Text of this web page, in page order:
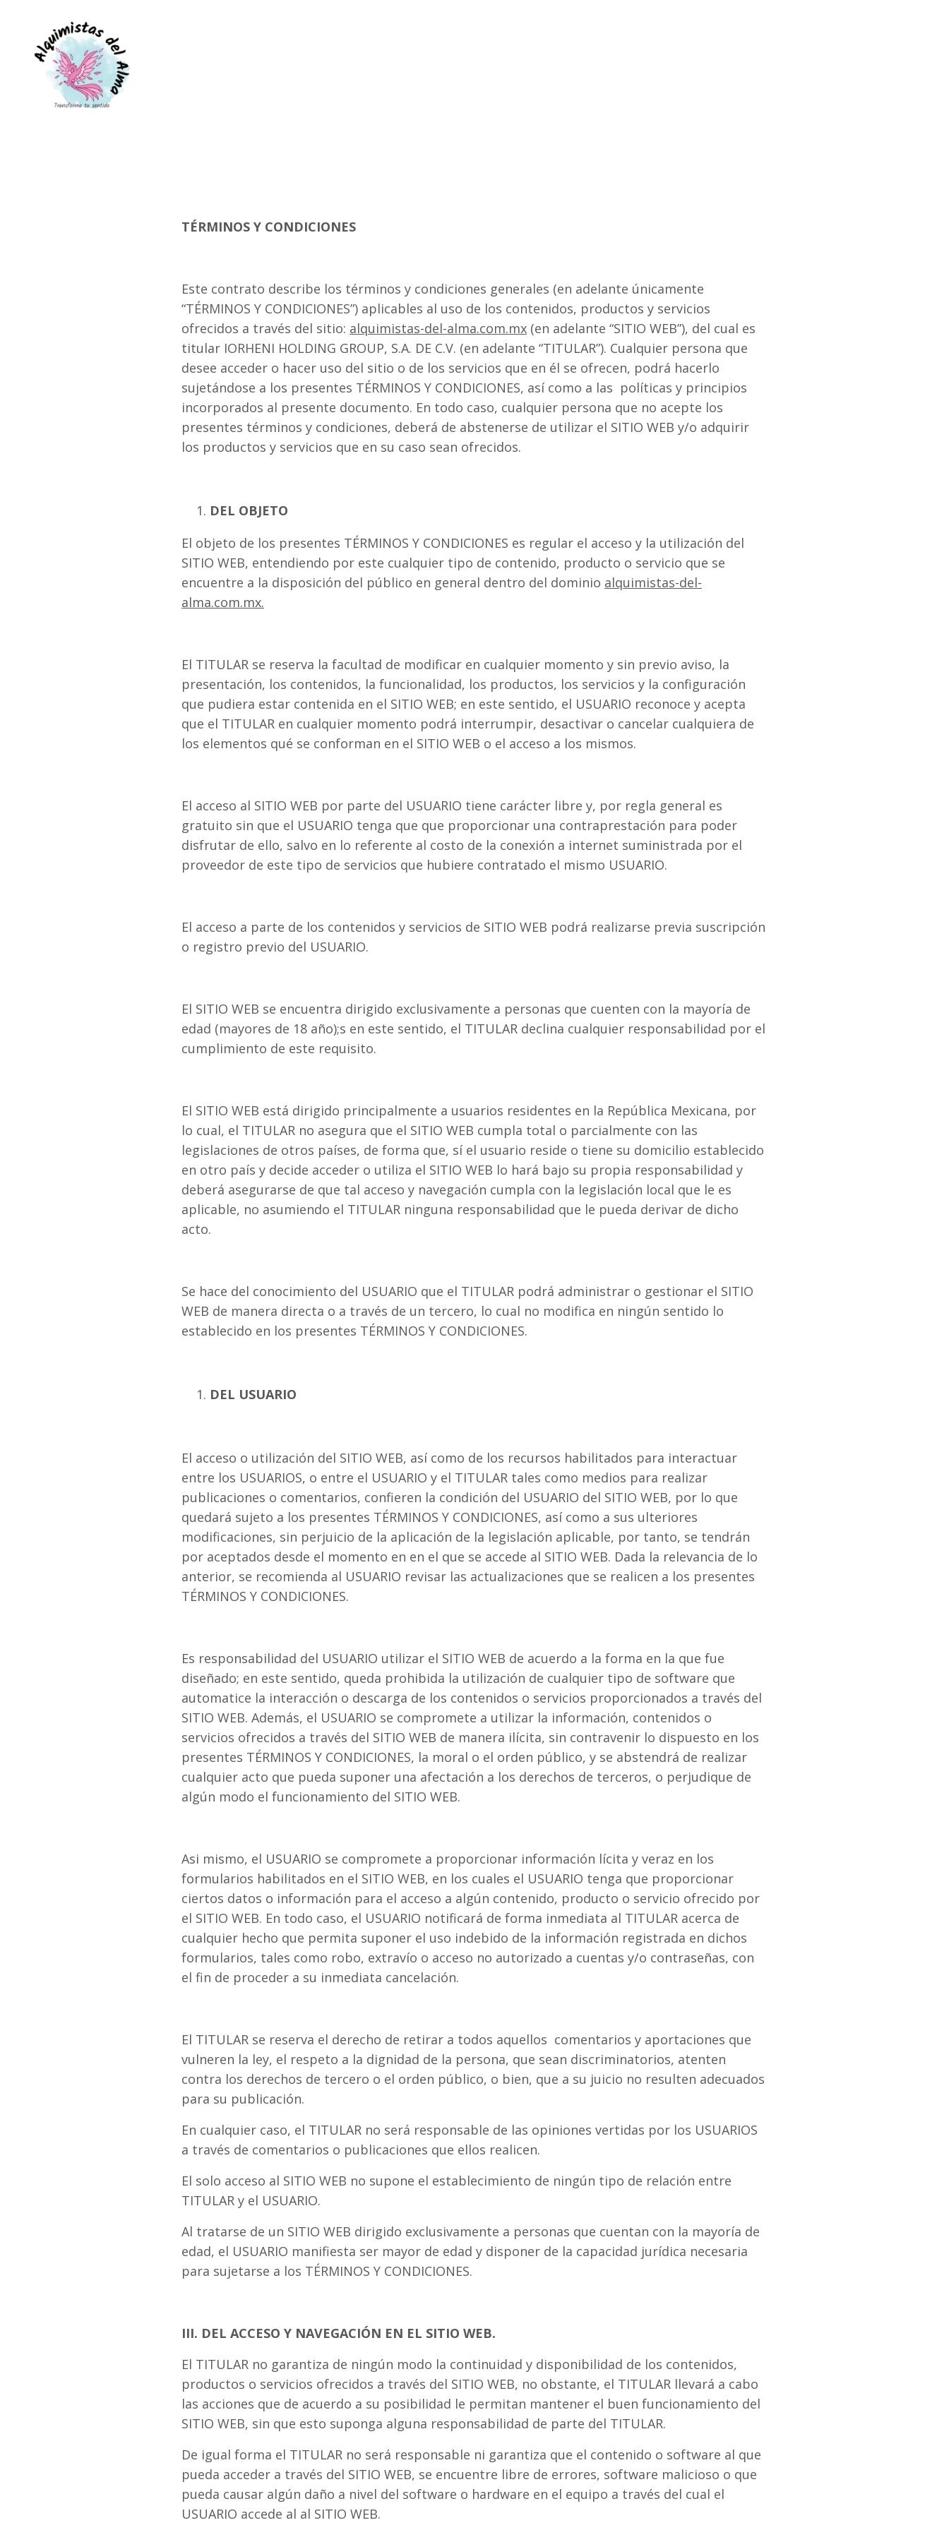
TÉRMINOS Y CONDICIONES
Este contrato describe los términos y condiciones generales (en adelante únicamente
“TÉRMINOS Y CONDICIONES”) aplicables al uso de los contenidos, productos y servicios
ofrecidos a través del sitio: alquimistas-del-alma.com.mx (en adelante “SITIO WEB”), del cual es
titular IORHENI HOLDING GROUP, S.A. DE C.V. (en adelante “TITULAR”). Cualquier persona que
desee acceder o hacer uso del sitio o de los servicios que en él se ofrecen, podrá hacerlo
sujetándose a los presentes TÉRMINOS Y CONDICIONES, así como a las políticas y principios
incorporados al presente documento. En todo caso, cualquier persona que no acepte los
presentes términos y condiciones, deberá de abstenerse de utilizar el SITIO WEB y/o adquirir
los productos y servicios que en su caso sean ofrecidos.
DEL OBJETO
El objeto de los presentes TÉRMINOS Y CONDICIONES es regular el acceso y la utilización del
SITIO WEB, entendiendo por este cualquier tipo de contenido, producto o servicio que se
encuentre a la disposición del público en general dentro del dominio alquimistas-del-
alma.com.mx.
El TITULAR se reserva la facultad de modificar en cualquier momento y sin previo aviso, la
presentación, los contenidos, la funcionalidad, los productos, los servicios y la configuración
que pudiera estar contenida en el SITIO WEB; en este sentido, el USUARIO reconoce y acepta
que el TITULAR en cualquier momento podrá interrumpir, desactivar o cancelar cualquiera de
los elementos qué se conforman en el SITIO WEB o el acceso a los mismos.
El acceso al SITIO WEB por parte del USUARIO tiene carácter libre y, por regla general es
gratuito sin que el USUARIO tenga que que proporcionar una contraprestación para poder
disfrutar de ello, salvo en lo referente al costo de la conexión a internet suministrada por el
proveedor de este tipo de servicios que hubiere contratado el mismo USUARIO.
El acceso a parte de los contenidos y servicios de SITIO WEB podrá realizarse previa suscripción
o registro previo del USUARIO.
El SITIO WEB se encuentra dirigido exclusivamente a personas que cuenten con la mayoría de
edad (mayores de 18 año);s en este sentido, el TITULAR declina cualquier responsabilidad por el
cumplimiento de este requisito.
El SITIO WEB está dirigido principalmente a usuarios residentes en la República Mexicana, por
lo cual, el TITULAR no asegura que el SITIO WEB cumpla total o parcialmente con las
legislaciones de otros países, de forma que, sí el usuario reside o tiene su domicilio establecido
en otro país y decide acceder o utiliza el SITIO WEB lo hará bajo su propia responsabilidad y
deberá asegurarse de que tal acceso y navegación cumpla con la legislación local que le es
aplicable, no asumiendo el TITULAR ninguna responsabilidad que le pueda derivar de dicho
acto.
Se hace del conocimiento del USUARIO que el TITULAR podrá administrar o gestionar el SITIO
WEB de manera directa o a través de un tercero, lo cual no modifica en ningún sentido lo
establecido en los presentes TÉRMINOS Y CONDICIONES.
DEL USUARIO
El acceso o utilización del SITIO WEB, así como de los recursos habilitados para interactuar
entre los USUARIOS, o entre el USUARIO y el TITULAR tales como medios para realizar
publicaciones o comentarios, confieren la condición del USUARIO del SITIO WEB, por lo que
quedará sujeto a los presentes TÉRMINOS Y CONDICIONES, así como a sus ulteriores
modificaciones, sin perjuicio de la aplicación de la legislación aplicable, por tanto, se tendrán
por aceptados desde el momento en en el que se accede al SITIO WEB. Dada la relevancia de lo
anterior, se recomienda al USUARIO revisar las actualizaciones que se realicen a los presentes
TÉRMINOS Y CONDICIONES.
Es responsabilidad del USUARIO utilizar el SITIO WEB de acuerdo a la forma en la que fue
diseñado; en este sentido, queda prohibida la utilización de cualquier tipo de software que
automatice la interacción o descarga de los contenidos o servicios proporcionados a través del
SITIO WEB. Además, el USUARIO se compromete a utilizar la información, contenidos o
servicios ofrecidos a través del SITIO WEB de manera ilícita, sin contravenir lo dispuesto en los
presentes TÉRMINOS Y CONDICIONES, la moral o el orden público, y se abstendrá de realizar
cualquier acto que pueda suponer una afectación a los derechos de terceros, o perjudique de
algún modo el funcionamiento del SITIO WEB.
Asi mismo, el USUARIO se compromete a proporcionar información lícita y veraz en los
formularios habilitados en el SITIO WEB, en los cuales el USUARIO tenga que proporcionar
ciertos datos o información para el acceso a algún contenido, producto o servicio ofrecido por
el SITIO WEB. En todo caso, el USUARIO notificará de forma inmediata al TITULAR acerca de
cualquier hecho que permita suponer el uso indebido de la información registrada en dichos
formularios, tales como robo, extravío o acceso no autorizado a cuentas y/o contraseñas, con
el fin de proceder a su inmediata cancelación.
El TITULAR se reserva el derecho de retirar a todos aquellos comentarios y aportaciones que
vulneren la ley, el respeto a la dignidad de la persona, que sean discriminatorios, atenten
contra los derechos de tercero o el orden público, o bien, que a su juicio no resulten adecuados
para su publicación.
En cualquier caso, el TITULAR no será responsable de las opiniones vertidas por los USUARIOS
a través de comentarios o publicaciones que ellos realicen.
El solo acceso al SITIO WEB no supone el establecimiento de ningún tipo de relación entre
TITULAR y el USUARIO.
Al tratarse de un SITIO WEB dirigido exclusivamente a personas que cuentan con la mayoría de
edad, el USUARIO manifiesta ser mayor de edad y disponer de la capacidad jurídica necesaria
para sujetarse a los TÉRMINOS Y CONDICIONES.
III. DEL ACCESO Y NAVEGACIÓN EN EL SITIO WEB.
El TITULAR no garantiza de ningún modo la continuidad y disponibilidad de los contenidos,
productos o servicios ofrecidos a través del SITIO WEB, no obstante, el TITULAR llevará a cabo
las acciones que de acuerdo a su posibilidad le permitan mantener el buen funcionamiento del
SITIO WEB, sin que esto suponga alguna responsabilidad de parte del TITULAR.
De igual forma el TITULAR no será responsable ni garantiza que el contenido o software al que
pueda acceder a través del SITIO WEB, se encuentre libre de errores, software malicioso o que
pueda causar algún daño a nivel del software o hardware en el equipo a través del cual el
USUARIO accede al al SITIO WEB.